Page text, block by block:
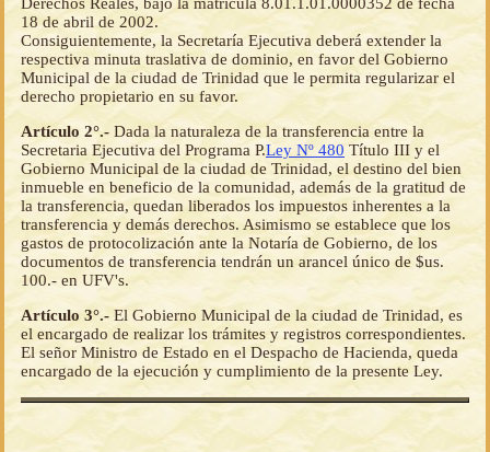
18 de abril de 2002.
Consiguientemente, la Secretaría Ejecutiva deberá extender la
respectiva minuta traslativa de dominio, en favor del Gobierno
Municipal de la ciudad de Trinidad que le permita regularizar el
derecho propietario en su favor.
Artículo 2°.- Dada la naturaleza de la transferencia entre la
Secretaria Ejecutiva del Programa P.Ley Nº 480 Título III y el
Gobierno Municipal de la ciudad de Trinidad, el destino del bien
inmueble en beneficio de la comunidad, además de la gratitud de
la transferencia, quedan liberados los impuestos inherentes a la
transferencia y demás derechos. Asimismo se establece que los
gastos de protocolización ante la Notaría de Gobierno, de los
documentos de transferencia tendrán un arancel único de $us.
100.- en UFV's.
Artículo 3°.- El Gobierno Municipal de la ciudad de Trinidad, es
el encargado de realizar los trámites y registros correspondientes.
El señor Ministro de Estado en el Despacho de Hacienda, queda
encargado de la ejecución y cumplimiento de la presente Ley.